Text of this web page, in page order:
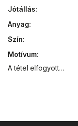
Jótállás:
Anyag:
Szín:
Motívum:
A tétel elfogyott…